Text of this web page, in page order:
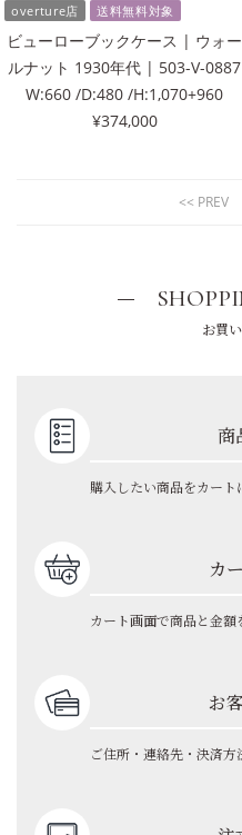
overture店 送料無料対象
ビューローブックケース | ウォー
ルナット 1930年代 | 503-V-0887
W:660 /D:480 /H:1,070+960
¥374,000
<< PREV
お買
商
購入したい商品をカート
カ
カート画面で商品と金額
お
ご住所・連絡先・決済方